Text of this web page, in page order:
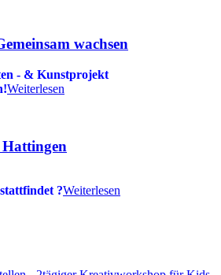
wachsen
- & Kunstprojekt
Weiterlesen
?Weiterlesen